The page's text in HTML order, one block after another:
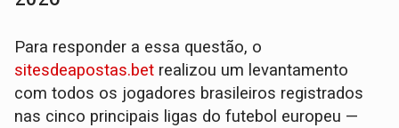
Para responder a essa questão, o
sitesdeapostas.bet realizou um levantamento
com todos os jogadores brasileiros registrados
nas cinco principais ligas do futebol europeu —